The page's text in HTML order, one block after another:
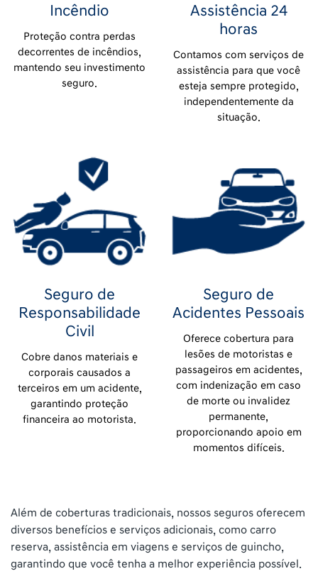
Incêndio
Proteção contra perdas
decorrentes de incêndios,
mantendo seu investimento
seguro.
Assistência 24
horas
Contamos com serviços de
assistência para que você
esteja sempre protegido,
independentemente da
situação.
Seguro de
Responsabilidade
Civil
Cobre danos materiais e
corporais causados a
terceiros em um acidente,
garantindo proteção
financeira ao motorista.
Seguro de
Acidentes Pessoais
Oferece cobertura para
lesões de motoristas e
passageiros em acidentes,
com indenização em caso
de morte ou invalidez
permanente,
proporcionando apoio em
momentos difíceis.
Além de coberturas tradicionais, nossos seguros oferecem
diversos benefícios e serviços adicionais, como carro
reserva, assistência em viagens e serviços de guincho,
garantindo que você tenha a melhor experiência possível.